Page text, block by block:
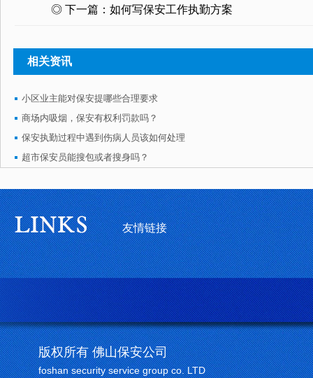
◎ 下一篇： 如何写保安工作执勤方案
相关资讯
小区业主能对保安提哪些合理要求
商场内吸烟，保安有权利罚款吗？
保安执勤过程中遇到伤病人员该如何处理
超市保安员能搜包或者搜身吗？
友情链接
版权所有 佛山保安公司
foshan security service group co. LTD